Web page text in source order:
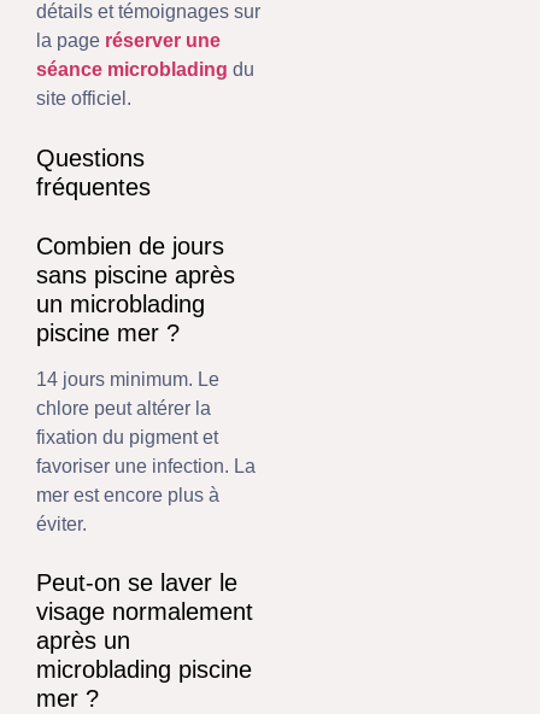
détails et témoignages sur
la page réserver une
séance microblading du
site officiel.
Questions
fréquentes
Combien de jours
sans piscine après
un microblading
piscine mer ?
14 jours minimum. Le
chlore peut altérer la
fixation du pigment et
favoriser une infection. La
mer est encore plus à
éviter.
Peut-on se laver le
visage normalement
après un
microblading piscine
mer ?